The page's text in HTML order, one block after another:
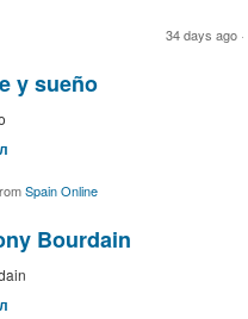
34 days ago ·
y sueño
Spain Online
Bourdain